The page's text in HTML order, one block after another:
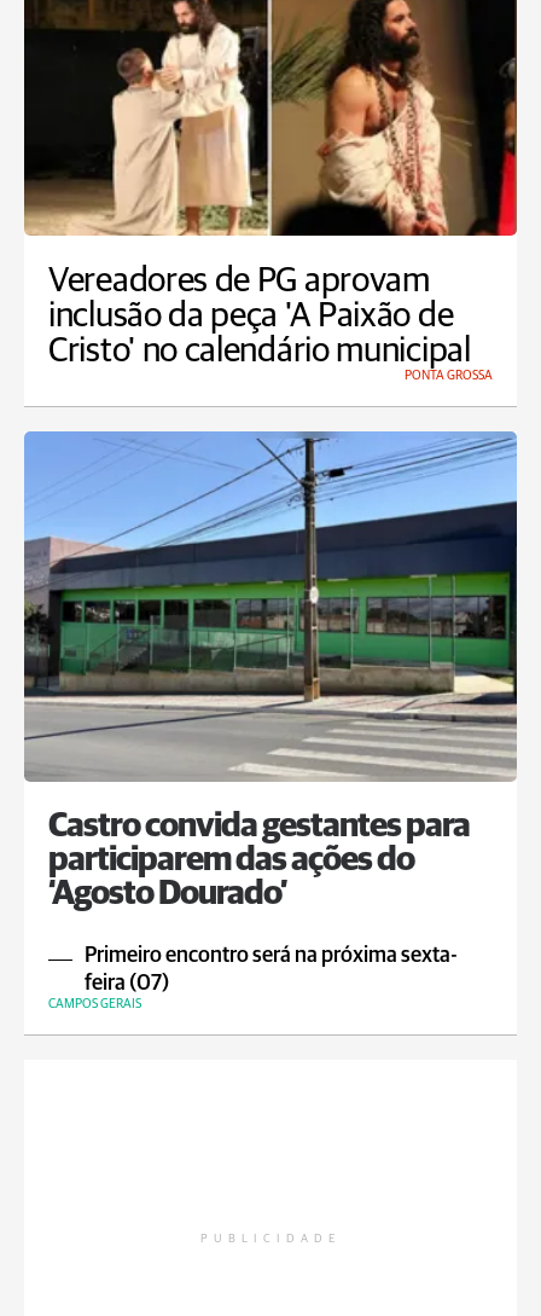
Vereadores de PG aprovam
inclusão da peça 'A Paixão de
Cristo' no calendário municipal
PONTA GROSSA
Castro convida gestantes para
participarem das ações do
‘Agosto Dourado’
Primeiro encontro será na próxima sexta-
feira (07)
CAMPOS GERAIS
PUBLICIDADE